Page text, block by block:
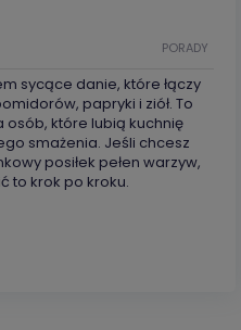
PORADY
sycące danie, które łączy
papryki i ziół. To
osób, które lubią kuchnię
smażenia. Jeśli chcesz
posiłek pełen warzyw,
to krok po kroku.